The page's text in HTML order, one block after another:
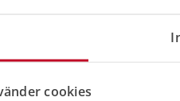
cookies
får 33,1 miljoner i
får 32,9 miljoner i